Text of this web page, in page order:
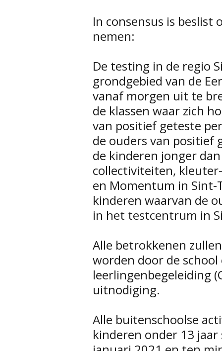
In consensus is beslist
nemen:
De testing in de regio
grondgebied van de
vanaf morgen uit te
de klassen waar zich
van positief geteste
de ouders van positief
de kinderen jonger
collectiviteiten,
en Momentum in Sint-
kinderen waarvan de
in het testcentrum in
Alle betrokkenen
worden door de
leerlingenbegeleiding
uitnodiging.
Alle buitenschoolse
kinderen onder 13